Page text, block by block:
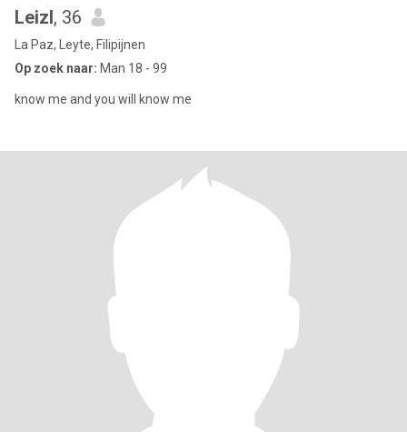
Leizl, 36
La Paz, Leyte, Filipijnen
Op zoek naar: Man 18 - 99
know me and you will know me